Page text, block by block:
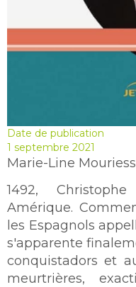
Date de publication
1 septembre 2021
Marie-Line
1492,
Amérique.
les Espagnols
s'apparente
conquistadors et
meurtrières,